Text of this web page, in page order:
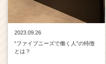
2023.09.26
“ファイブニーズで働く人”の特徴
とは？